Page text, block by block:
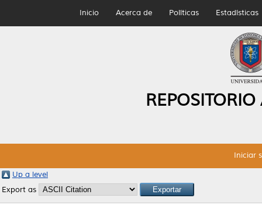
Inicio Acerca de Políticas Estadísticas
Iniciar
Up a level
Export as